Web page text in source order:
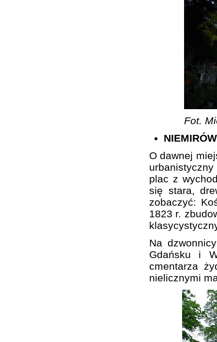
Fot.
NIEMIRÓW
O dawnej
plac z
się stara,
zobaczyć:
1823 r.
Na
Gdańsku i
cmentarza
nielicznymi